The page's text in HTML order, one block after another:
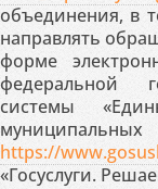
объединения, в
направлять
форме
федеральной
системы
https://
«Госуслуги.